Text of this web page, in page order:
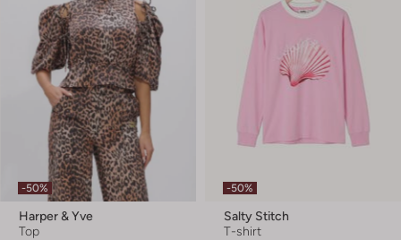
-50%
Harper & Yve
Top
-50%
Salty Stitch
T-shirt